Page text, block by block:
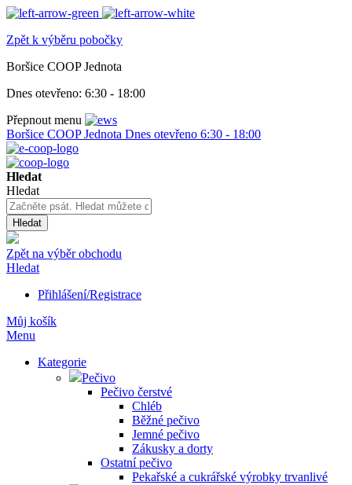
Zpět k výběru pobočky
Boršice COOP Jednota
Dnes otevřeno: 6:30 - 18:00
Přepnout menu
Boršice COOP Jednota Dnes otevřeno 6:30 - 18:00
Hledat
Hledat
Hledat
Zpět na výběr obchodu
Hledat
Přihlášení/Registrace
Můj košík
Menu
Kategorie
Pečivo
Pečivo čerstvé
Chléb
Běžné pečivo
Jemné pečivo
Zákusky a dorty
Ostatní pečivo
Pekařské a cukrářské výrobky trvanlivé